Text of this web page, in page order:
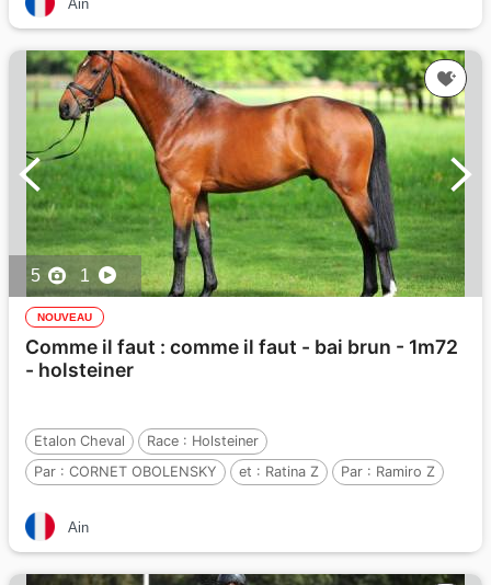
Ain
5 1
NOUVEAU
Comme il faut : comme il faut - bai brun - 1m72
- holsteiner
Etalon Cheval Race : Holsteiner
Par : CORNET OBOLENSKY et : Ratina Z Par : Ramiro Z
Ain